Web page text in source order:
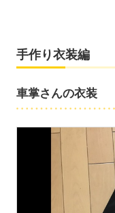
手作り衣装編
車掌さんの衣装